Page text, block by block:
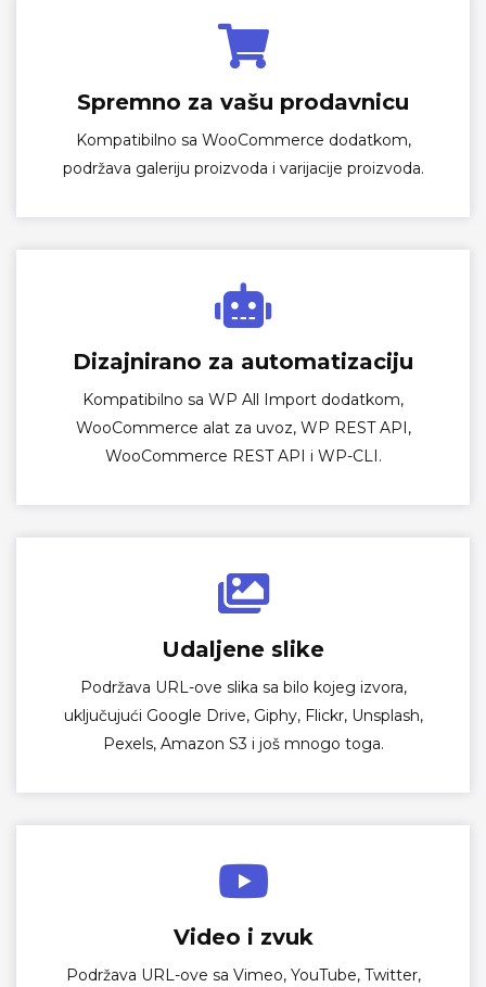
Spremno za vašu prodavnicu
Kompatibilno sa WooCommerce dodatkom,
podržava galeriju proizvoda i varijacije proizvoda.
Dizajnirano za automatizaciju
Kompatibilno sa WP All Import dodatkom,
WooCommerce alat za uvoz, WP REST API,
WooCommerce REST API i WP-CLI.
Udaljene slike
Podržava URL-ove slika sa bilo kojeg izvora,
uključujući Google Drive, Giphy, Flickr, Unsplash,
Pexels, Amazon S3 i još mnogo toga.
Video i zvuk
Podržava URL-ove sa Vimeo, YouTube, Twitter,